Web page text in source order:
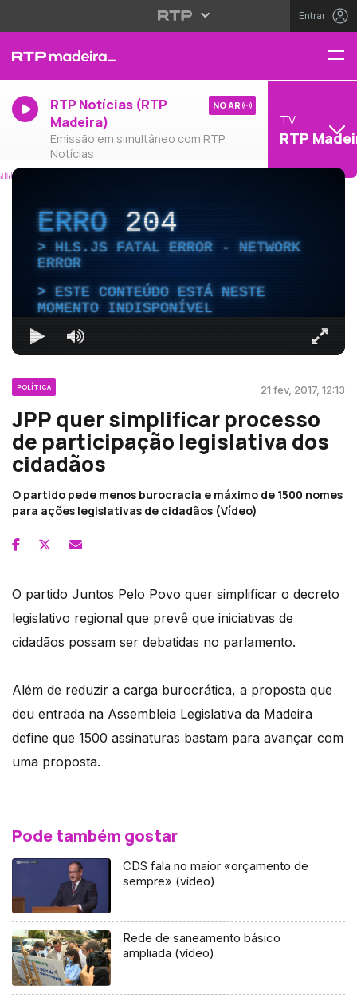
Entrar
RTP Notícias (RTP
Madeira)
Emissão em simultâneo com RTP
Notícias
NO AR
TV
RTP
ERRO204
HLS.JS FATAL ERROR - NETWORK
ERROR
ESTE CONTEÚDO ESTÁ NESTE
MOMENTO INDISPONÍVEL
POLÍTICA 21 fev, 2017, 12:13
JPP quer simplificar processo
de participação legislativa dos
cidadãos
O partido pede menos burocracia e máximo de 1500 nomes
para ações legislativas de cidadãos (Vídeo)
O partido Juntos Pelo Povo quer simplificar o decreto
legislativo regional que prevê que iniciativas de
cidadãos possam ser debatidas no parlamento.
Além de reduzir a carga burocrática, a proposta que
deu entrada na Assembleia Legislativa da Madeira
define que 1500 assinaturas bastam para avançar com
uma proposta.
Pode também gostar
CDS fala no maior «orçamento de
sempre» (vídeo)
Rede de saneamento básico
ampliada (vídeo)